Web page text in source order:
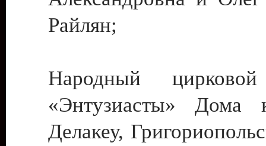
Райлян;
Народный цирковой
«Энтузиасты» Дома
Делакеу,